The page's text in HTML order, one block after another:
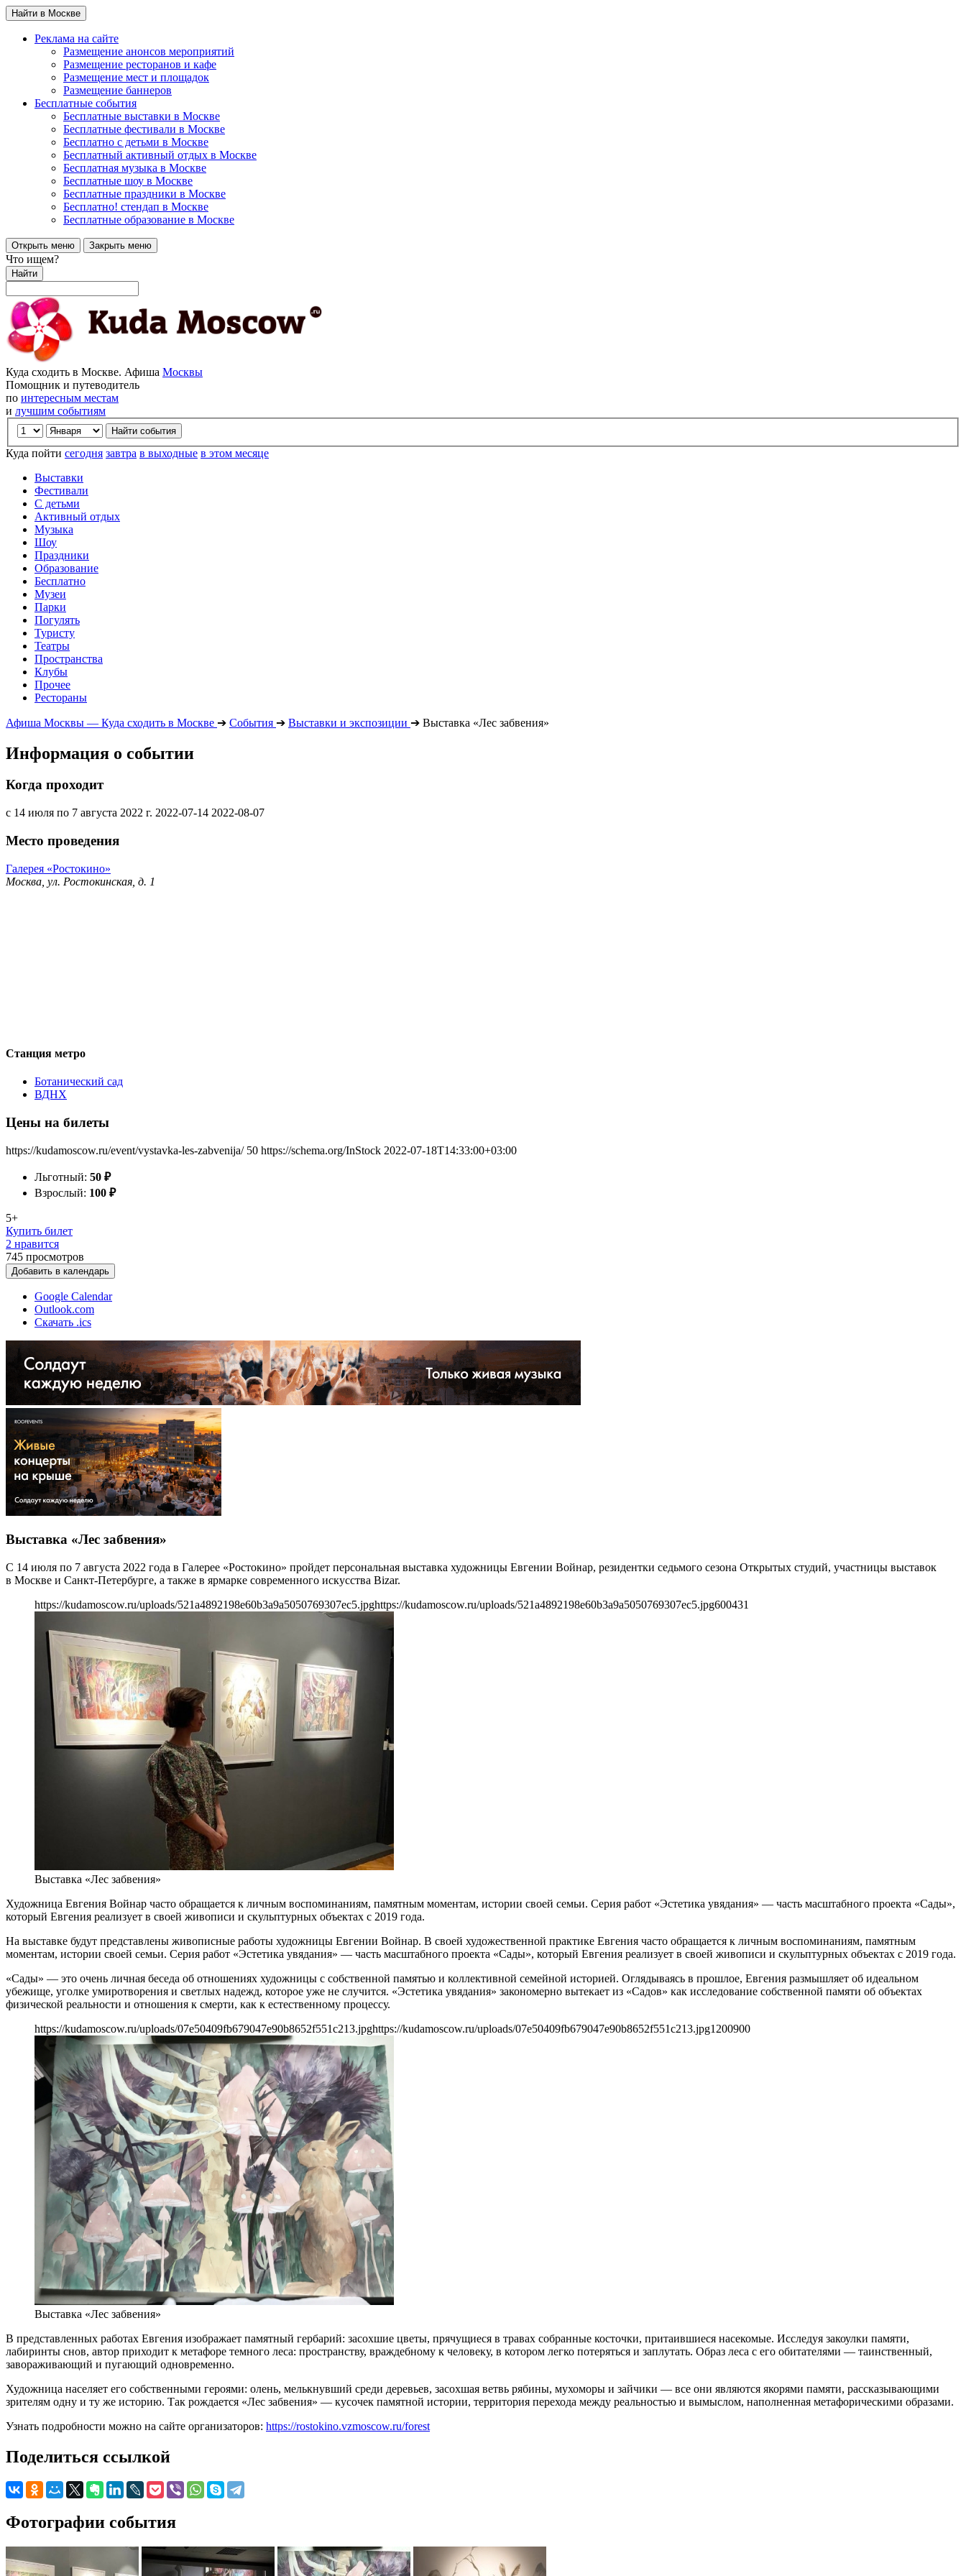
Найти в Москве
Реклама на сайте
Размещение анонсов мероприятий
Размещение ресторанов и кафе
Размещение мест и площадок
Размещение баннеров
Бесплатные события
Бесплатные выставки в Москве
Бесплатные фестивали в Москве
Бесплатно с детьми в Москве
Бесплатный активный отдых в Москве
Бесплатная музыка в Москве
Бесплатные шоу в Москве
Бесплатные праздники в Москве
Бесплатно! стендап в Москве
Бесплатные образование в Москве
Открыть меню Закрыть меню
Что ищем?
Найти
Куда сходить в Москве. Афиша Москвы
Помощник и путеводитель
по интересным местам
и лучшим событиям
Куда пойти сегодня завтра в выходные в этом месяце
Выставки
Фестивали
С детьми
Активный отдых
Музыка
Шоу
Праздники
Образование
Бесплатно
Музеи
Парки
Погулять
Туристу
Театры
Пространства
Клубы
Прочее
Рестораны
Афиша Москвы — Куда сходить в Москве ➔ События ➔ Выставки и экспозиции ➔ Выставка «Лес забвения»
Информация о событии
Когда проходит
с 14 июля по 7 августа 2022 г. 2022-07-14 2022-08-07
Место проведения
Галерея «Ростокино»
Москва, ул. Ростокинская, д. 1
Станция метро
Ботанический сад
ВДНХ
Цены на билеты
https://kudamoscow.ru/event/vystavka-les-zabvenija/ 50 https://schema.org/InStock 2022-07-18T14:33:00+03:00
Льготный: 50 ₽
Взрослый: 100 ₽
5+
Купить билет
2 нравится
745 просмотров
Добавить в календарь
Google Calendar
Outlook.com
Скачать .ics
Выставка «Лес забвения»
С 14 июля по 7 августа 2022 года в Галерее «Ростокино» пройдет персональная выставка художницы Евгении Войнар, резидентки седьмого сезона Открытых студий, участницы выставок
в Москве и Санкт-Петербурге, а также в ярмарке современного искусства Bizar.
https://kudamoscow.ru/uploads/521a4892198e60b3a9a5050769307ec5.jpghttps://kudamoscow.ru/uploads/521a4892198e60b3a9a5050769307ec5.jpg600431
Выставка «Лес забвения»
Художница Евгения Войнар часто обращается к личным воспоминаниям, памятным моментам, истории своей семьи. Серия работ «Эстетика увядания» — часть масштабного проекта «Сады»,
который Евгения реализует в своей живописи и скульптурных объектах с 2019 года.
На выставке будут представлены живописные работы художницы Евгении Войнар. В своей художественной практике Евгения часто обращается к личным воспоминаниям, памятным
моментам, истории своей семьи. Серия работ «Эстетика увядания» — часть масштабного проекта «Сады», который Евгения реализует в своей живописи и скульптурных объектах с 2019 года.
«Сады» — это очень личная беседа об отношениях художницы с собственной памятью и коллективной семейной историей. Оглядываясь в прошлое, Евгения размышляет об идеальном
убежище, уголке умиротворения и светлых надежд, которое уже не случится. «Эстетика увядания» закономерно вытекает из «Садов» как исследование собственной памяти об объектах
физической реальности и отношения к смерти, как к естественному процессу.
https://kudamoscow.ru/uploads/07e50409fb679047e90b8652f551c213.jpghttps://kudamoscow.ru/uploads/07e50409fb679047e90b8652f551c213.jpg1200900
Выставка «Лес забвения»
В представленных работах Евгения изображает памятный гербарий: засохшие цветы, прячущиеся в травах собранные косточки, притаившиеся насекомые. Исследуя закоулки памяти,
лабиринты снов, автор приходит к метафоре темного леса: пространству, враждебному к человеку, в котором легко потеряться и заплутать. Образ леса с его обитателями — таинственный,
завораживающий и пугающий одновременно.
Художница населяет его собственными героями: олень, мелькнувший среди деревьев, засохшая ветвь рябины, мухоморы и зайчики — все они являются якорями памяти, рассказывающими
зрителям одну и ту же историю. Так рождается «Лес забвения» — кусочек памятной истории, территория перехода между реальностью и вымыслом, наполненная метафорическими образами.
Узнать подробности можно на сайте организаторов: https://rostokino.vzmoscow.ru/forest
Поделиться ссылкой
Фотографии события